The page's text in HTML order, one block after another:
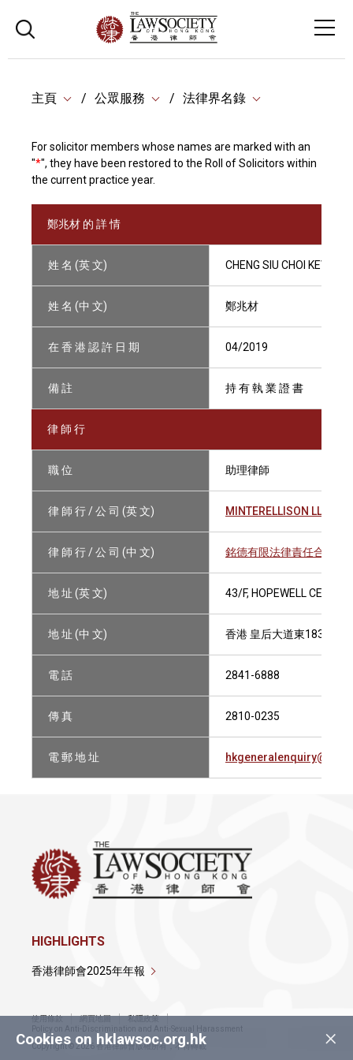
主頁 公眾服務 法律界名錄
For solicitor members whose names are marked with an
"*", they have been restored to the Roll of Solicitors within
the current practice year.
鄭兆材 的 詳 情
姓 名 (英 文) CHENG SIU CHOI KEVIN
姓 名 (中 文) 鄭兆材
在 香 港 認 許 日 期 04/2019
備 註 持 有 執 業 證 書
律 師 行
職 位 助理律師
律 師 行 / 公 司 (英 文) MINTERELLISON LLP
律 師 行 / 公 司 (中 文) 銘德有限法律責任合夥律
地 址 (英 文) 43/F, HOPEWELL
地 址 (中 文) 香港 皇后大道東183號 合
電 話 2841-6888
傳 真 2810-0235
電 郵 地 址
×
Cookies on hklawsoc.org.hk
HIGHLIGHTS
香港律師會2025年年報
使用條款 網頁地圖
私隱政策
Policy on Anti-Discrimination and Anti-Sexual Harassment
Copyright © 2026 香港律師會版權所有，不得轉載